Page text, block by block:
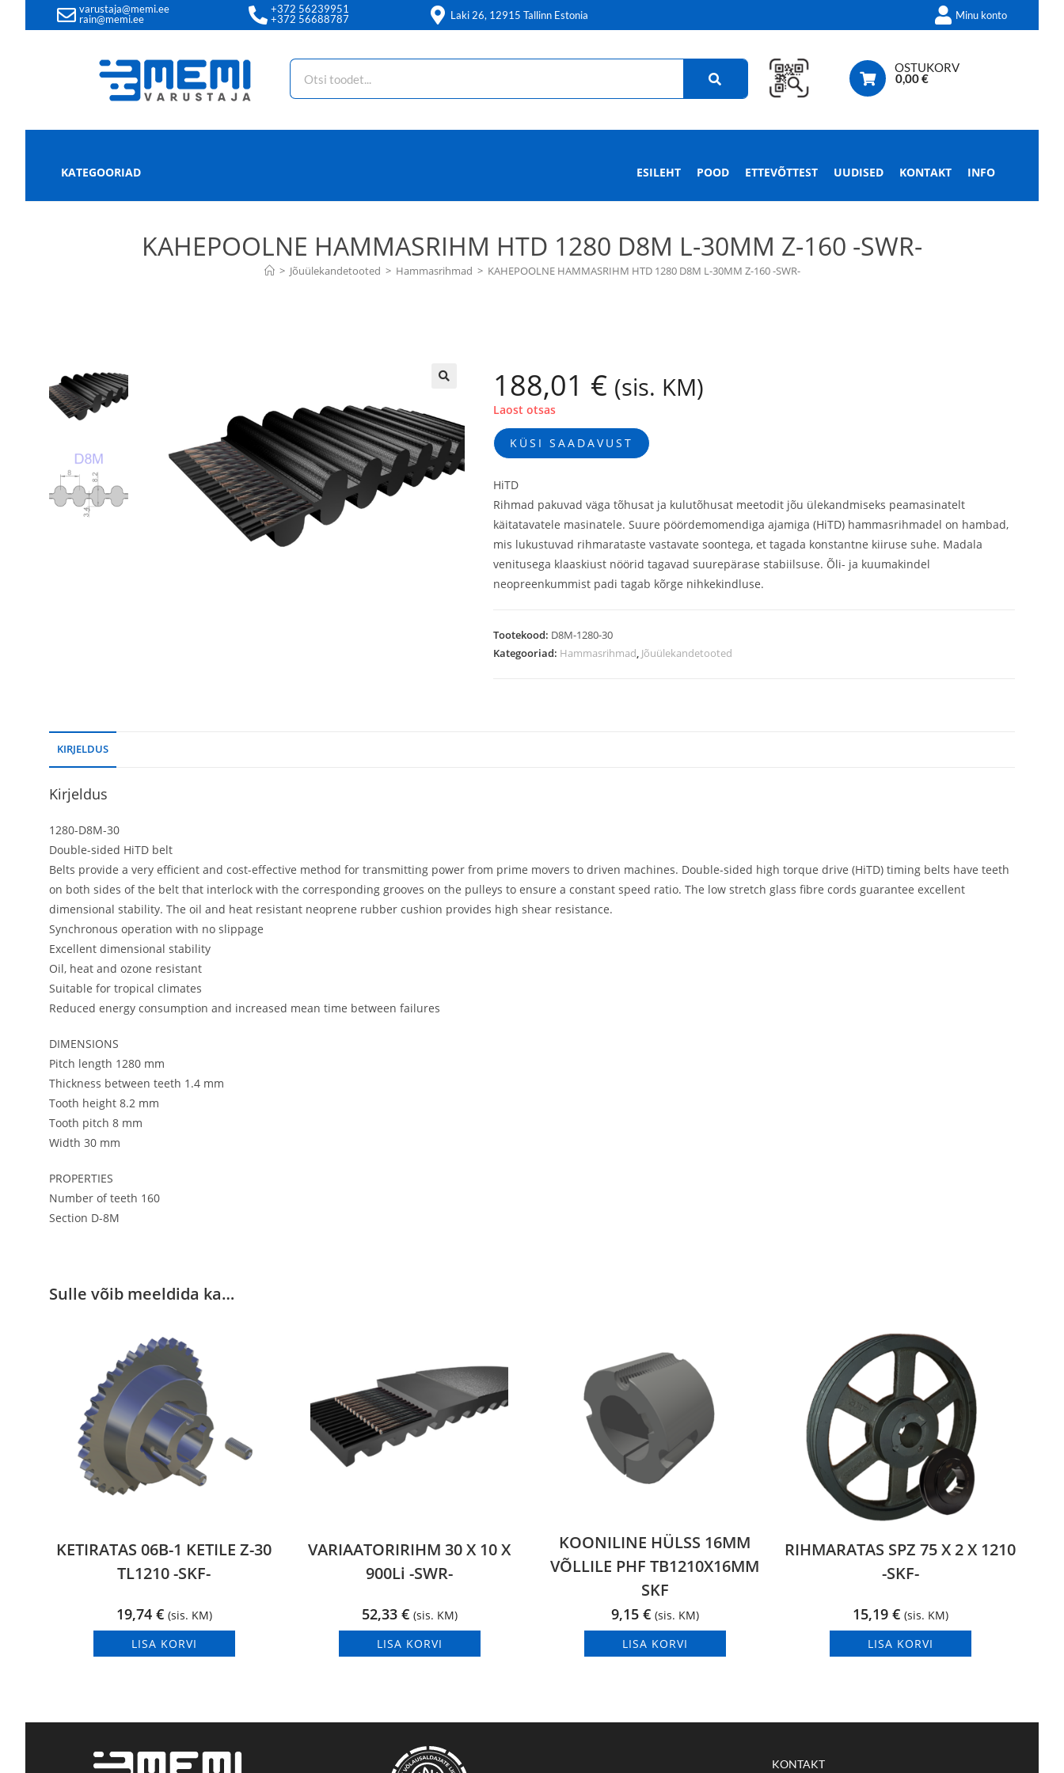
varustaja@memi.ee
rain@memi.ee
+372 56239951
+372 56688787
Laki 26, 12915 Tallinn Estonia Minu konto
OSTUKORV
0,00€
KATEGOORIAD ESILEHT POOD ETTEVÕTTEST UUDISED KONTAKT INFO
KAHEPOOLNE HAMMASRIHM HTD 1280 D8M L-30MM Z-160 -SWR-
> Jõuülekandetooted > Hammasrihmad > KAHEPOOLNE HAMMASRIHM HTD 1280 D8M L-30MM Z-160 -SWR-
188,01 € (sis. KM)
Laost otsas
KÜSI SAADAVUST
HiTD
Rihmad pakuvad väga tõhusat ja kulutõhusat meetodit jõu ülekandmiseks peamasinatelt
käitatavatele masinatele. Suure pöördemomendiga ajamiga (HiTD) hammasrihmadel on hambad,
mis lukustuvad rihmarataste vastavate soontega, et tagada konstantne kiiruse suhe. Madala
venitusega klaaskiust nöörid tagavad suurepärase stabiilsuse. Õli- ja kuumakindel
neopreenkummist padi tagab kõrge nihkekindluse.
Tootekood: D8M-1280-30
Kategooriad: Hammasrihmad, Jõuülekandetooted
KIRJELDUS
Kirjeldus
1280-D8M-30
Double-sided HiTD belt
Belts provide a very efficient and cost-effective method for transmitting power from prime movers to driven machines. Double-sided high torque drive (HiTD) timing belts have teeth
on both sides of the belt that interlock with the corresponding grooves on the pulleys to ensure a constant speed ratio. The low stretch glass fibre cords guarantee excellent
dimensional stability. The oil and heat resistant neoprene rubber cushion provides high shear resistance.
Synchronous operation with no slippage
Excellent dimensional stability
Oil, heat and ozone resistant
Suitable for tropical climates
Reduced energy consumption and increased mean time between failures
DIMENSIONS
Pitch length 1280 mm
Thickness between teeth 1.4 mm
Tooth height 8.2 mm
Tooth pitch 8 mm
Width 30 mm
PROPERTIES
Number of teeth 160
Section D-8M
Sulle võib meeldida ka…
KETIRATAS 06B-1 KETILE Z-30
TL1210 -SKF-
19,74 € (sis. KM)
LISA KORVI
VARIAATORIRIHM 30 X 10 X
900Li -SWR-
52,33 € (sis. KM)
LISA KORVI
KOONILINE HÜLSS 16MM
VÕLLILE PHF TB1210X16MM
SKF
9,15 € (sis. KM)
LISA KORVI
RIHMARATAS SPZ 75 X 2 X 1210
-SKF-
15,19 € (sis. KM)
LISA KORVI
KONTAKT